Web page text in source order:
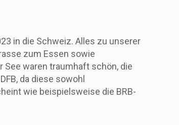
in die Schweiz. Alles zu unserer
zum Essen sowie
waren traumhaft schön, die
da diese sowohl
wie beispielsweise die BRB-